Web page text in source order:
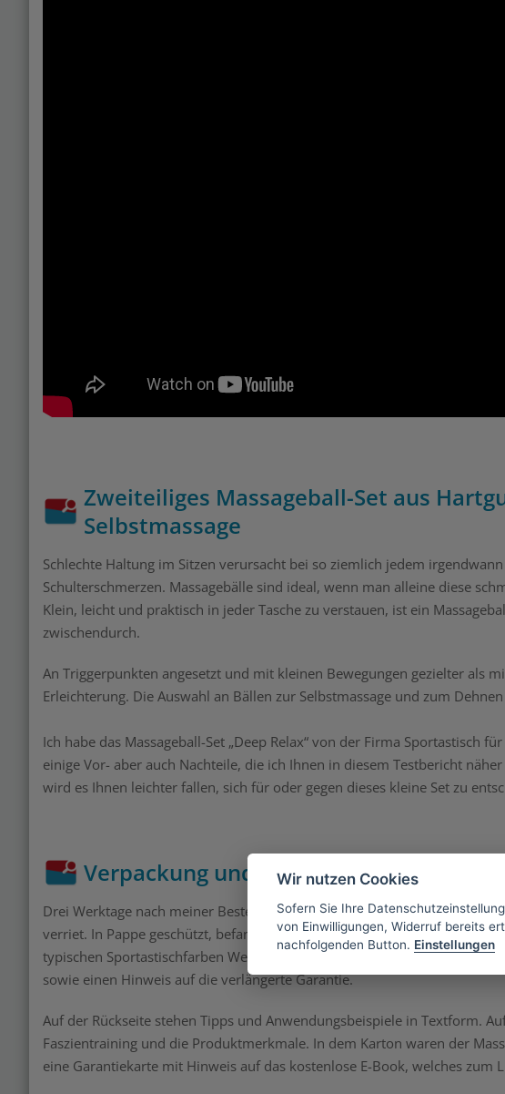
Zweiteiliges Massageball-Set aus
Selbstmassage
Schlechte Haltung im Sitzen verursacht bei so ziemlich jedem
Schulterschmerzen. Massagebälle sind ideal, wenn man alleine diese
Klein, leicht und praktisch in jeder Tasche zu verstauen, ist ein
zwischendurch.
An Triggerpunkten angesetzt und mit kleinen Bewegungen gezielter als
Erleichterung. Die Auswahl an Bällen zur Selbstmassage und zum
Ich habe das Massageball-Set „Deep Relax“ von der Firma Sportastisch
einige Vor- aber auch Nachteile, die ich Ihnen in diesem Testbericht
wird es Ihnen leichter fallen, sich für oder gegen dieses kleine Set zu
Verpackung und Lieferung
Drei Werktage nach meiner Bestellung kam ein neutraler brauner
verriet. In Pappe geschützt, befand sich darin der eigentliche
typischen Sportastischfarben Weiß, Blau und Orange. Auf der
sowie einen Hinweis auf die verlängerte Garantie.
Auf der Rückseite stehen Tipps und Anwendungsbeispiele in Textform.
Faszientraining und die Produktmerkmale. In dem Karton waren der
eine Garantiekarte mit Hinweis auf das kostenlose E-Book, welches zum
Wir nutzen Cookies
Sofern Sie Ihre
von Einwilligungen, Widerruf bereits
nachfolgenden Button. Einstellungen